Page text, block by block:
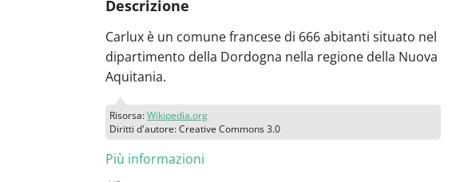
Descrizione
Carlux è un comune francese di 666 abitanti situato nel
dipartimento della Dordogna nella regione della Nuova
Aquitania.
Risorsa:Wikipedia.org
Diritti d'autore: Creative Commons 3.0
Più informazioni